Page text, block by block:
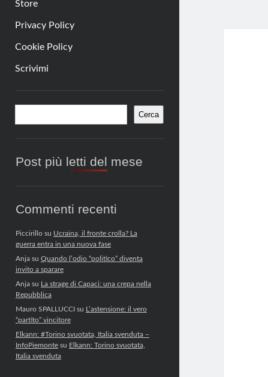
Store
Privacy Policy
Cookie Policy
Scrivimi
Barra
laterale
Cerca
Post più letti del mese
Commenti recenti
Piccirillosu Ucraina, il fronte crolla? La
guerra entra in una nuova fase
Anjasu Quando l’odio “politico” diventa
invito a sparare
Anjasu La strage di Capaci: una crepa nella
Repubblica
Mauro SPALLUCCIsu L’astensione: il vero
“partito” vincitore
Elkann: #Torino svuotata, Italia svenduta –
InfoPiemontesu Elkann: Torino svuotata,
Italia svenduta